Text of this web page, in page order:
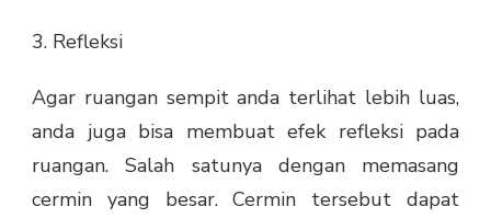
3. Refleksi
Agar ruangan sempit anda terlihat lebih luas,
anda juga bisa membuat efek refleksi pada
ruangan. Salah satunya dengan memasang
cermin yang besar. Cermin tersebut dapat